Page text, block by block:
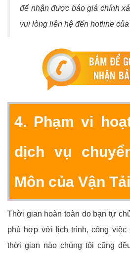
để nhận được báo giá chính
vui lòng liên hệ đến hotline
4. Phạm vi
dịch vụ
Môn của Vận
Thời gian hoàn toàn do bạn tự
phù hợp với lịch trình, công
thời gian nào chúng tôi cũng